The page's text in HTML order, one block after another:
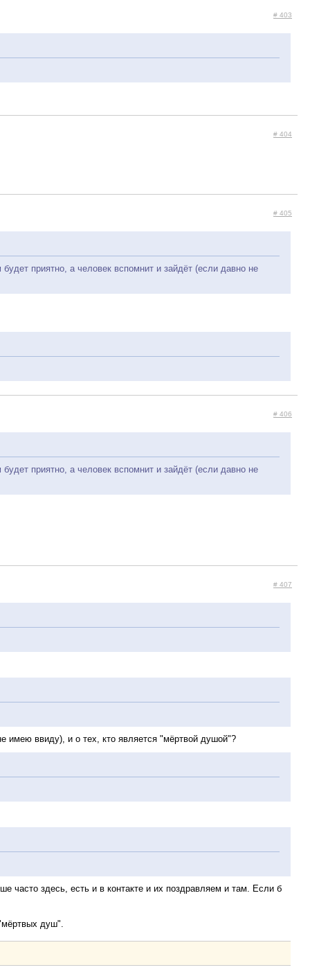
# 403
# 404
# 405
приятно, а человек вспомнит и зайдёт (если давно не
# 406
приятно, а человек вспомнит и зайдёт (если давно не
# 407
имею ввиду), и о тех, кто является "мёртвой душой"?
часто здесь, есть и в контакте и их поздравляем и там. Если б
душ".